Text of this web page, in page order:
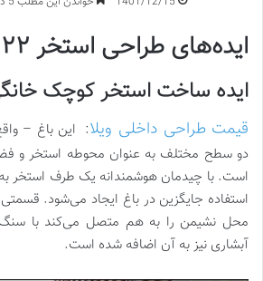
ایدههای طراحی استخر ۲۰۲۲
ایده ساخت استخر کوچک
قیمت طراحی داخلی ویلا: این باغ –
دو سطح مختلف به عنوان محوطه استخر و
است. با چیدمان هوشمندانه یک طرف استخر
استفاده جایگزین در باغ ایجاد می‌شود. قسمتی
محل نشیمن را به هم متصل می‌کند با
آبشاری نیز به آن اضافه شده است.